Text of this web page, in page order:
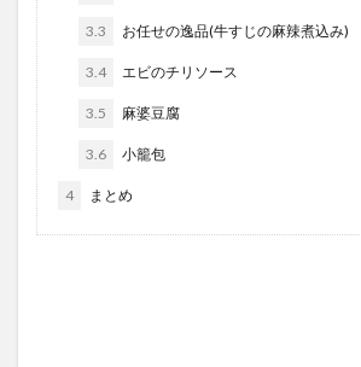
3.3 お任せの逸品(牛すじの麻辣煮込み)
3.4 エビのチリソース
3.5 麻婆豆腐
3.6 小籠包
4 まとめ